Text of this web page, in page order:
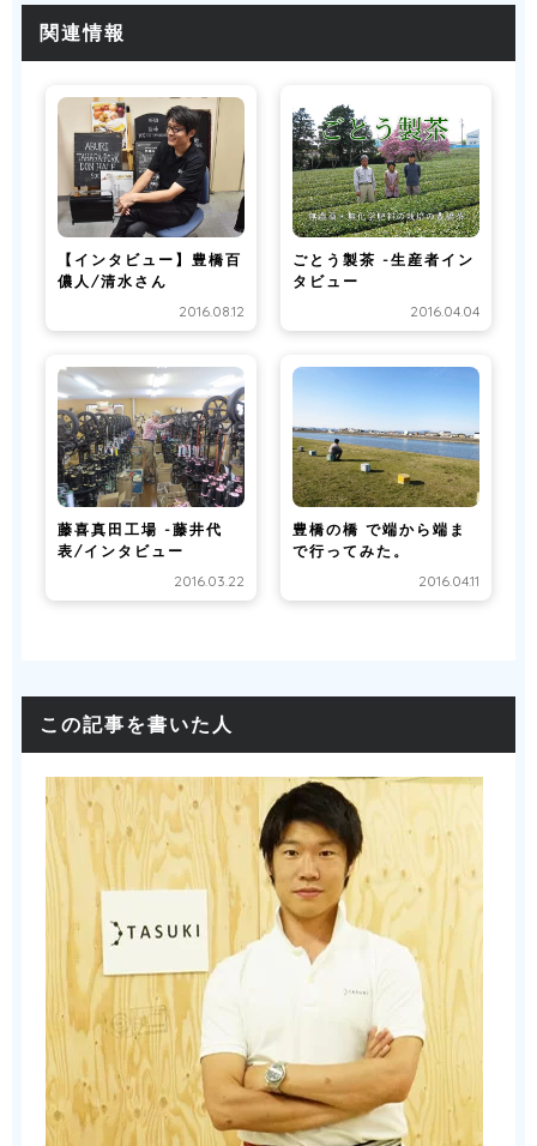
関連情報
【インタビュー】豊橋百
儂人/清水さん
2016.08.12
ごとう製茶 -生産者イン
タビュー
2016.04.04
藤喜真田工場 -藤井代
表/インタビュー
2016.03.22
豊橋の橋 で端から端ま
で行ってみた。
2016.04.11
この記事を書いた人